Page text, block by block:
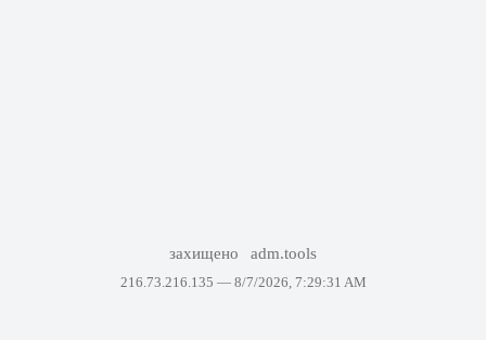
захищено adm.tools
216.73.216.135 — 8/7/2026, 7:29:31 AM